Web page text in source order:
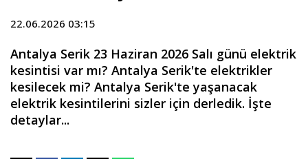
22.06.2026 03:15
Antalya Serik 23 Haziran 2026 Salı günü elektrik
kesintisi var mı? Antalya Serik'te elektrikler
kesilecek mi? Antalya Serik'te yaşanacak
elektrik kesintilerini sizler için derledik. İşte
detaylar...